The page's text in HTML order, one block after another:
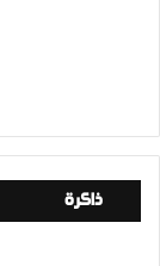
ذاكرة